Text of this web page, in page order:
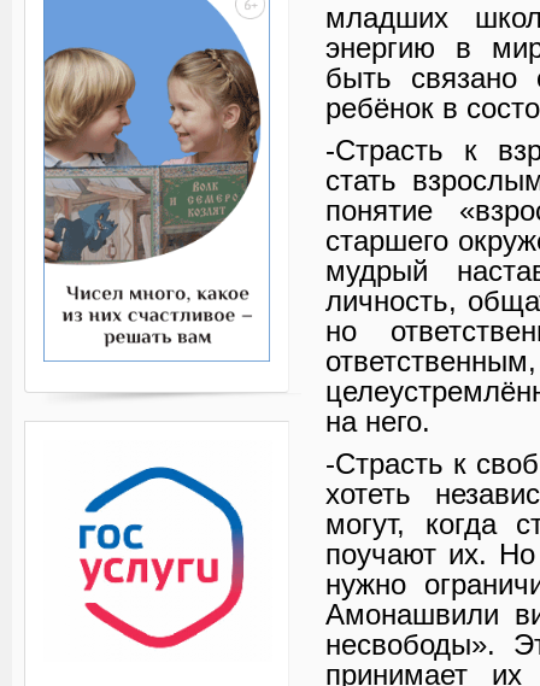
младших
энергию в
быть связано
ребёнок в
-Страсть к
стать
понятие
старшего
мудрый
личность,
но
на него.
-Страсть к
хотеть
могут, когда
поучают их. Но
нужно
Амонашвили
несвободы».
принимает